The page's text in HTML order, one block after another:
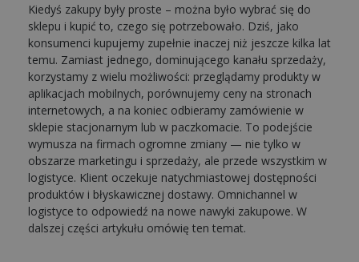
Kiedyś zakupy były proste – można było wybrać się do
sklepu i kupić to, czego się potrzebowało. Dziś, jako
konsumenci kupujemy zupełnie inaczej niż jeszcze kilka lat
temu. Zamiast jednego, dominującego kanału sprzedaży,
korzystamy z wielu możliwości: przeglądamy produkty w
aplikacjach mobilnych, porównujemy ceny na stronach
internetowych, a na koniec odbieramy zamówienie w
sklepie stacjonarnym lub w paczkomacie. To podejście
wymusza na firmach ogromne zmiany — nie tylko w
obszarze marketingu i sprzedaży, ale przede wszystkim w
logistyce. Klient oczekuje natychmiastowej dostępności
produktów i błyskawicznej dostawy. Omnichannel w
logistyce to odpowiedź na nowe nawyki zakupowe. W
dalszej części artykułu omówię ten temat.